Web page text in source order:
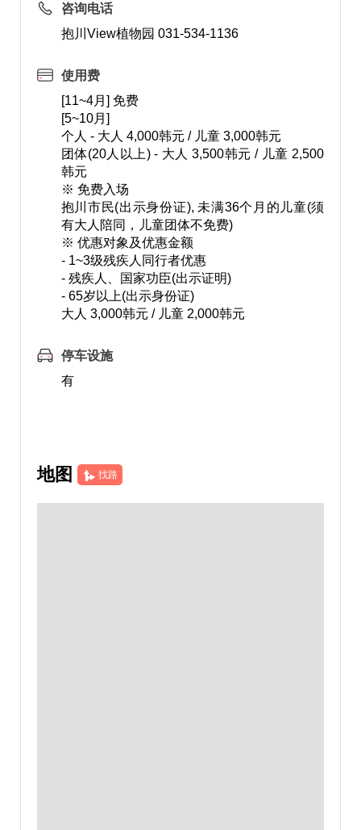
咨询电话
抱川View植物园 031-534-1136
使用费
[11~4月] 免费
[5~10月]
个人 - 大人 4,000韩元 / 儿童 3,000韩元
团体(20人以上) - 大人 3,500韩元 / 儿童 2,500
韩元
※ 免费入场
抱川市民(出示身份证), 未满36个月的儿童(须
有大人陪同，儿童团体不免费)
※ 优惠对象及优惠金额
- 1~3级残疾人同行者优惠
- 残疾人、国家功臣(出示证明)
- 65岁以上(出示身份证)
大人 3,000韩元 / 儿童 2,000韩元
停车设施
有
地图 找路